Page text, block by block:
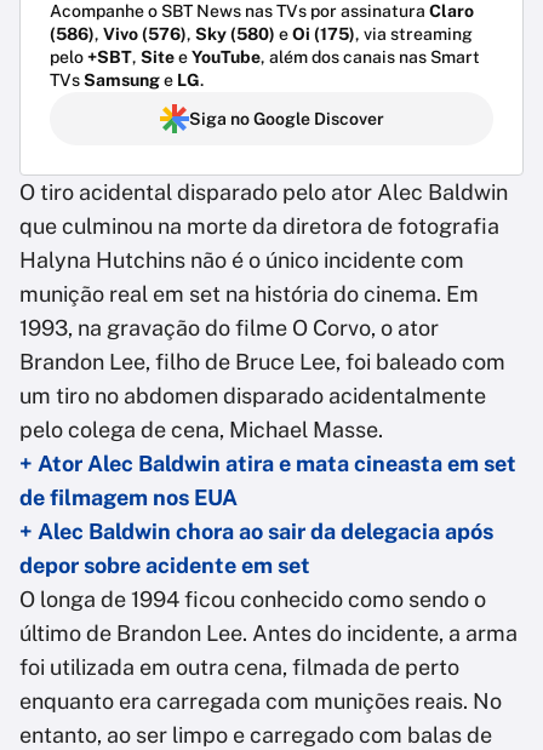
Acompanhe o SBT News nas TVs por assinatura Claro
(586), Vivo (576), Sky (580) eOi (175), via streaming
pelo+SBT, SiteeYouTube, além dos canais nas Smart
TVsSamsunge LG.
Siga no Google Discover
O tiro acidental disparado pelo ator Alec Baldwin
que culminou na morte da diretora de fotografia
Halyna Hutchins não é o único incidente com
munição real em set na história do cinema. Em
1993, na gravação do filme O Corvo, o ator
Brandon Lee, filho de Bruce Lee, foi baleado com
um tiro no abdomen disparado acidentalmente
pelo colega de cena, Michael Masse.
+ Ator Alec Baldwin atira e mata cineasta em set
de filmagem nos EUA
+ Alec Baldwin chora ao sair da delegacia após
depor sobre acidente em set
O longa de 1994 ficou conhecido como sendo o
último de Brandon Lee. Antes do incidente, a arma
foi utilizada em outra cena, filmada de perto
enquanto era carregada com munições reais. No
entanto, ao ser limpo e carregado com balas de